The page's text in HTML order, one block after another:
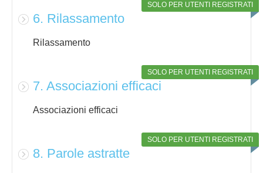
SOLO PER UTENTI REGISTRATI
6. Rilassamento
Rilassamento
SOLO PER UTENTI REGISTRATI
7. Associazioni efficaci
Associazioni efficaci
SOLO PER UTENTI REGISTRATI
8. Parole astratte